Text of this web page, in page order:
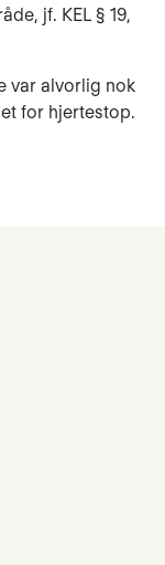
jf. KEL § 19,
var alvorlig nok
for hjertestop.